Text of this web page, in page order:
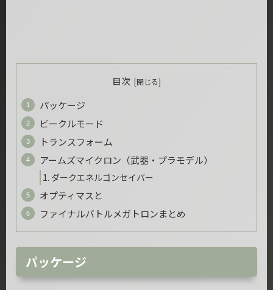
目次
パッケージ
ビークルモード
トランスフォーム
アームズマイクロン（武器・プラモデル）
ダークエネルゴンセイバー
オプティマスと
ファイナルバトルメガトロンまとめ
パッケージ